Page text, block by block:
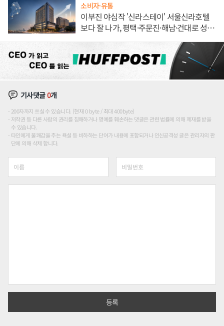
소비자·유통
이부진 야심작 '신라스테이' 서울신라호텔
보다 잘 나가, 평택·주문진·해남·건대로 성
기사댓글0개
200자까지 쓰실 수 있습니다. (현재 0 byte / 최대 400byte)
저작권 등 다른 사람의 권리를 침해하거나 명예를 훼손하는 댓글은 관련 법률에 의해 제재를 받을
수 있습니다.
타인에게 불쾌감을 주는 욕설 등 비하하는 단어가 내용에 포함되거나 인신공격성 글은 관리자의 판
단에 의해 삭제 합니다.